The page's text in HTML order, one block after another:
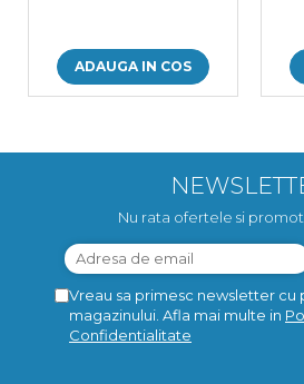
ADAUGA IN COS
Nu rata ofertele si
Vreau sa primesc newsletter cu
magazinului. Afla mai multe in
Confidentialitate